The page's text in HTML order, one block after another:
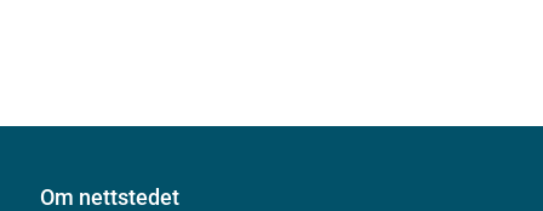
Om nettstedet